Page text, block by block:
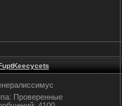
Проверенные